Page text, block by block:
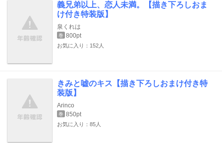
義兄弟以上、恋人未満。【描き下ろしおま
け付き特装版】
泉くれは
巻 800pt
お気に入り：152人
きみと嘘のキス【描き下ろしおまけ付き特
装版】
Arinco
巻 850pt
お気に入り：85人